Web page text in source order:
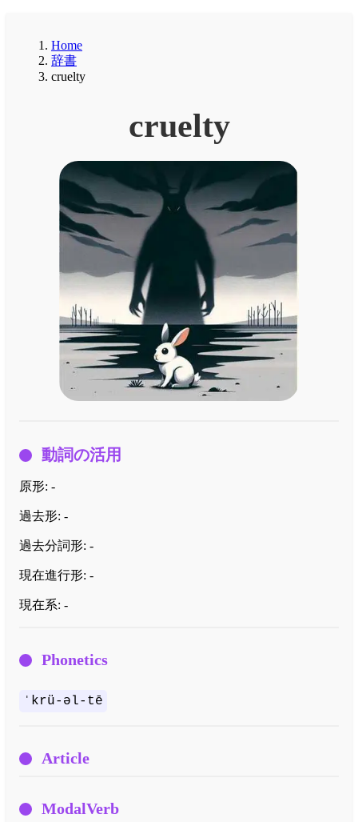
Home
辞書
cruelty
cruelty
動詞の活用
原形: -
過去形: -
過去分詞形: -
現在進行形: -
現在系: -
Phonetics
ˈkrü-əl-tē
Article
ModalVerb